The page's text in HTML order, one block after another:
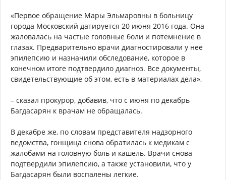
«Первое обращение Мары Эльмаровны в больницу
города Московский датируется 20 июня 2016 года. Она
жаловалась на частые головные боли и потемнение в
глазах. Предварительно врачи диагностировали у нее
эпилепсию и назначили обследование, которое в
конечном итоге подтвердило диагноз. Все документы,
свидетельствующие об этом, есть в материалах дела»,
– сказал прокурор, добавив, что с июня по декабрь
Багдасарян к врачам не обращалась.
В декабре же, по словам представителя надзорного
ведомства, гонщица снова обратилась к медикам с
жалобами на головную боль и кашель. Врачи снова
подтвердили эпилепсию, а также установили, что у
Багдасарян были воспалены легкие.